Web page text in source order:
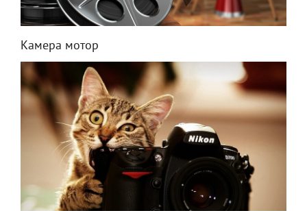
Камера мотор